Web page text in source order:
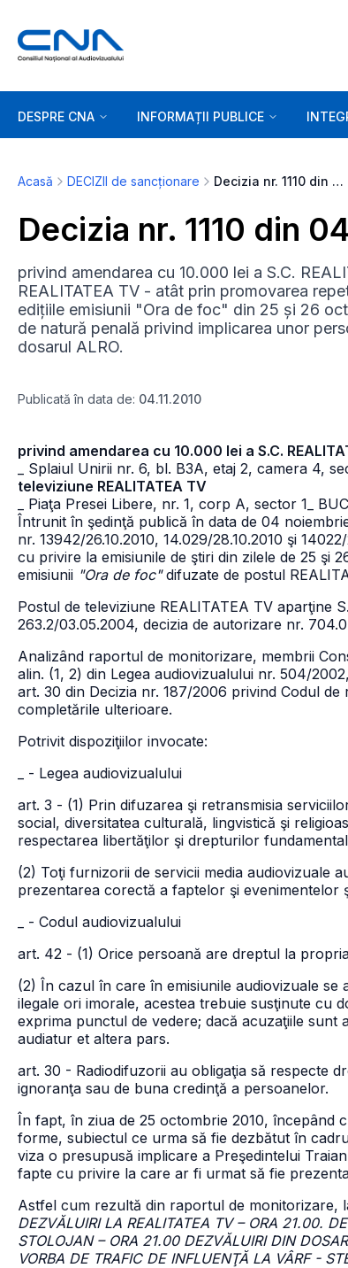
DESPRE CNA INFORMAȚII PUBLICE
Acasă DECIZII de sancționare Decizia nr. 1110 din 04.11.2010
Decizia nr. 1110 din
privind amendarea cu 10.000 lei a S.C.
REALITATEA TV - atât prin promovarea
edițiile emisiunii "Ora de foc" din 25 și 26
de natură penală privind implicarea unor
dosarul ALRO.
Publicată în data de: 04.11.2010
privind amendarea cu 10.000 lei a S.C.
_ Splaiul Unirii nr. 6, bl. B3A, etaj 2, camera 4,
televiziune REALITATEA TV
_ Piaţa Presei Libere, nr. 1, corp A, sector 1 _
Întrunit în şedinţă publică în data de 04
nr. 13942/26.10.2010, 14.029/28.10.2010 şi
cu privire la emisiunile de ştiri din zilele de 25 şi
emisiunii "Ora de foc"difuzate de postul
Postul de televiziune REALITATEA TV aparţine
263.2/03.05.2004, decizia de autorizare nr.
Analizând raportul de monitorizare, membrii
alin. (1, 2) din Legea audiovizualului nr. 504/
art. 30 din Decizia nr. 187/2006 privind Codul
completările ulterioare.
Potrivit dispoziţiilor invocate:
_ - Legea audiovizualului
art. 3 - (1) Prin difuzarea şi retransmisia
social, diversitatea culturală, lingvistică şi
respectarea libertăţilor şi drepturilor
(2) Toţi furnizorii de servicii media audiovizuale
prezentarea corectă a faptelor şi evenimentelor
_ - Codul audiovizualului
art. 42 - (1) Orice persoană are dreptul la
(2) În cazul în care în emisiunile audiovizuale
ilegale ori imorale, acestea trebuie susţinute cu
exprima punctul de vedere; dacă acuzaţiile
audiatur et altera pars.
art. 30 - Radiodifuzorii au obligaţia să respecte
ignoranţa sau de buna credinţă a persoanelor.
În fapt, în ziua de 25 octombrie 2010, începând
forme, subiectul ce urma să fie dezbătut în
viza o presupusă implicare a Preşedintelui
fapte cu privire la care ar fi urmat să fie
Astfel cum rezultă din raportul de monitorizare,
DEZVĂLUIRI LA REALITATEA TV – ORA 21.00.
STOLOJAN – ORA 21.00 DEZVĂLUIRI DIN
VORBA DE TRAFIC DE INFLUENŢĂ LA VÂRF -